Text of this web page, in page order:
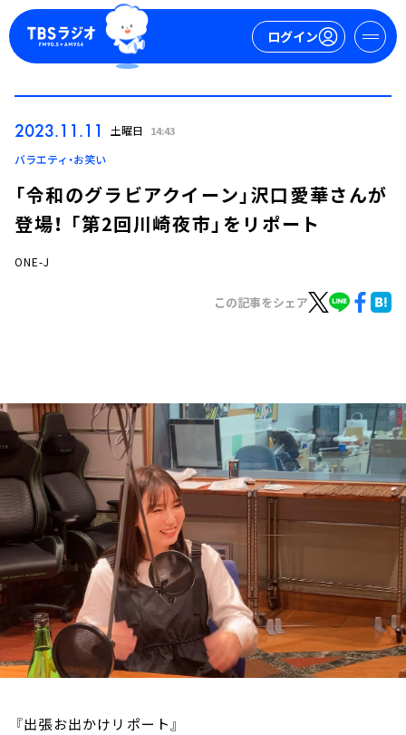
ログイン
ログイン
お知らせ
イベント・グッズ
YouTube
会社情報
2023.11.11 土曜日 14:43
バラエティ・お笑い
「令和のグラビアクイーン」沢口愛華さんが
登場！ 「第2回川崎夜市」をリポート
ONE-J
この記事をシェア
『出張お出かけリポート』